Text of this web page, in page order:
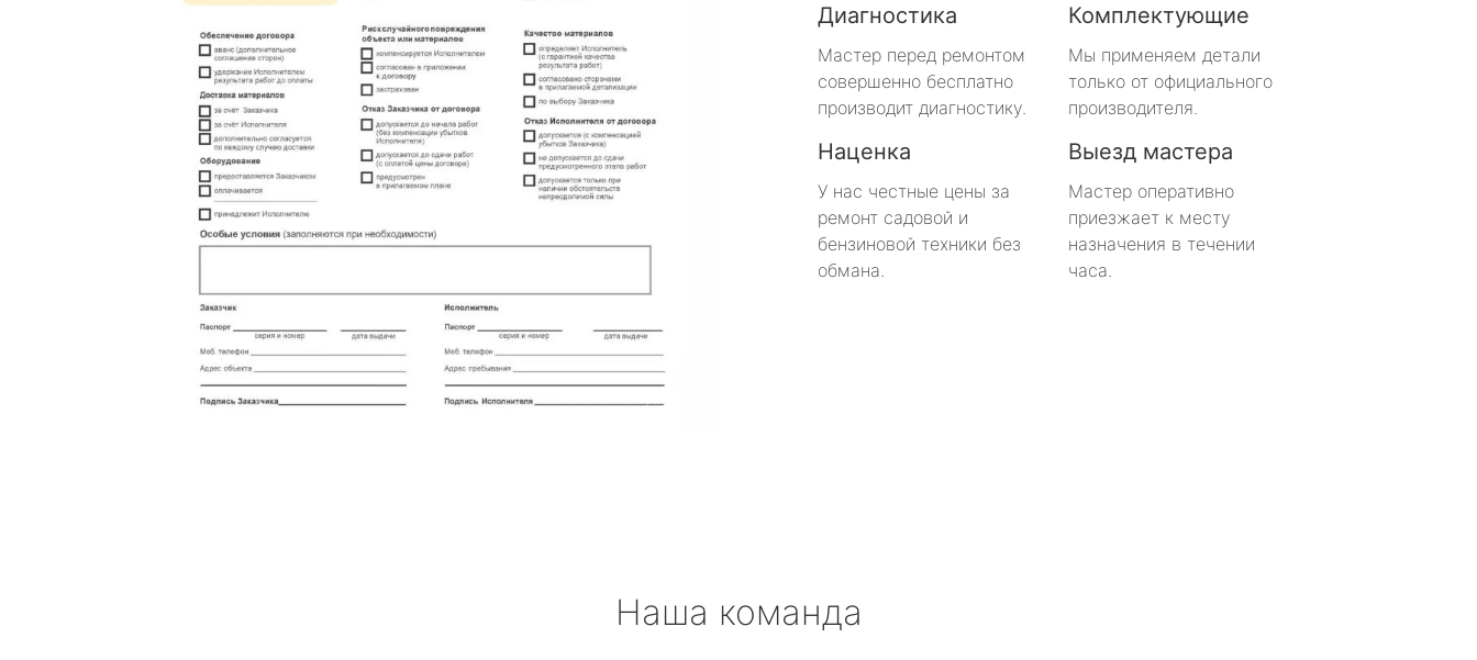
Диагностика
Мастер перед ремонтом
совершенно бесплатно
производит диагностику.
Комплектующие
Мы применяем детали
только от официального
производителя.
Наценка
У нас честные цены за
ремонт садовой и
бензиновой техники без
обмана.
Выезд мастера
Мастер оперативно
приезжает к месту
назначения в течении
часа.
Наша команда